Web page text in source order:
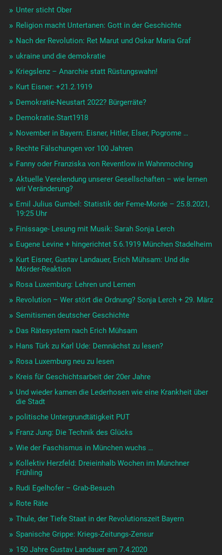
Unter sticht Ober
Religion macht Untertanen: Gott in der Geschichte
Nach der Revolution: Ret Marut und Oskar Maria Graf
ukraine und die demokratie
Kriegslenz – Anarchie statt Rüstungswahn!
Kurt Eisner: +21.2.1919
Demokratie-Neustart 2022? Bürgerräte?
Demokratie.Start1918
November in Bayern: Eisner, Hitler, Elser, Pogrome …
Rechte Fälschungen vor 100 Jahren
Fanny oder Franziska von Reventlow in Wahnmoching
Aktuelle Verelendung unserer Gesellschaften – wie lernen
wir Veränderung?
Emil Julius Gumbel: Statistik der Feme-Morde – 25.8.2021,
19:25 Uhr
Finissage- Lesung mit Musik: Sarah Sonja Lerch
Eugene Levine + hingerichtet 5.6.1919 München Stadelheim
Kurt Eisner, Gustav Landauer, Erich Mühsam: Und die
Mörder-Reaktion
Rosa Luxemburg: Lehren und Lernen
Revolution – Wer stört die Ordnung? Sonja Lerch + 29. März
Semitismen deutscher Geschichte
Das Rätesystem nach Erich Mühsam
Hans Türk zu Karl Ude: Demnächst zu lesen?
Rosa Luxemburg neu zu lesen
Kreis für Geschichtsarbeit der 20er Jahre
Und wieder kamen die Lederhosen wie eine Krankheit über
die Stadt
politische Untergrundtätigkeit PUT
Franz Jung: Die Technik des Glücks
Wie der Faschismus in München wuchs …
Kollektiv Herzfeld: Dreieinhalb Wochen im Münchner
Frühling
Rudi Egelhofer – Grab-Besuch
Rote Räte
Thule, der Tiefe Staat in der Revolutionszeit Bayern
Spanische Grippe: Kriegs-Zeitungs-Zensur
150 Jahre Gustav Landauer am 7.4.2020